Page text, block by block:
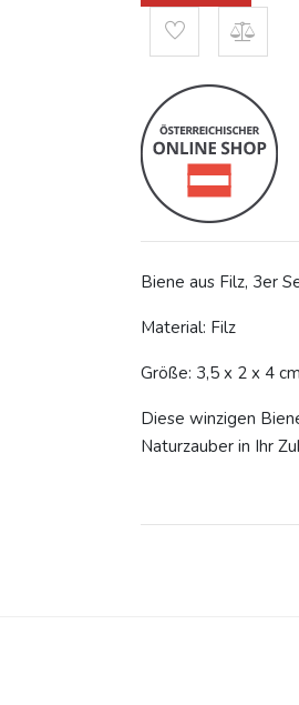
Biene aus Filz, 3er
Material: Filz
Größe: 3,5 x 2 x 4 cm
Diese winzigen
Naturzauber in Ihr